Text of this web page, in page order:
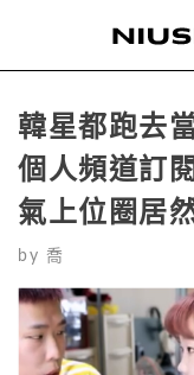
韓星都跑去
個人頻道訂
氣上位圈居
by 喬